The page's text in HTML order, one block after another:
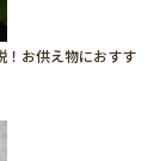
！お供え物におすす